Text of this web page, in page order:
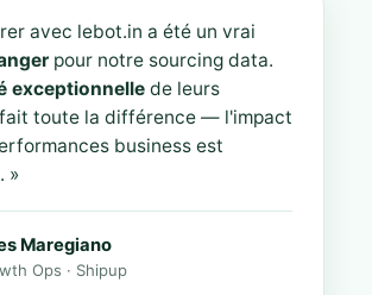
avec lebot.in a été un vrai
pour notre sourcing data.
exceptionnelle de leurs
toute la différence — l'impact
business est
»
Maregiano
Ops · Shipup